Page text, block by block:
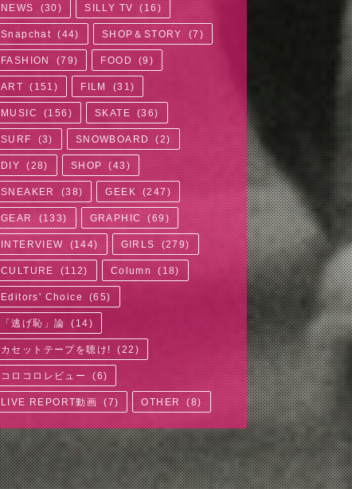
NEWS (30) SILLY TV (16)
Snapchat (44) SHOP＆STORY (7)
FASHION (79) FOOD (9 )
ART ( 151 ) FILM (31)
MUSIC (156 ) SKATE (36)
SURF (3) SNOWBOARD (2)
DIY (28) SHOP (43)
SNEAKER (38) GEEK (247)
GEAR (133) GRAPHIC (69)
INTERVIEW (144) GIRLS (279)
CULTURE (112) Column (18)
Editors' Choice (65)
「逃げ恥」論 ( 14)
カセットテープを聴け! (22 )
コロコロレビュー (6)
LIVE REPORT動画 (7) OTHER (8)